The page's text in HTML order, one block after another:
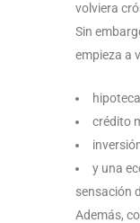
volviera
Sin
empieza a
crédito
y una
sensación
Además,